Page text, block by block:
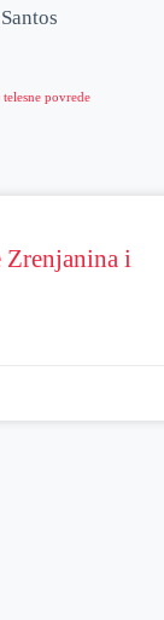
povrede
Zrenjanina i